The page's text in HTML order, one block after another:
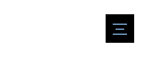
menu